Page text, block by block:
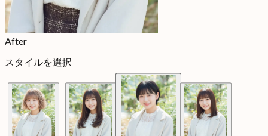
After
スタイルを選択